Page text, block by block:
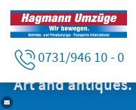
0731/946 10 - 0
Home
Services
Art and antiques.